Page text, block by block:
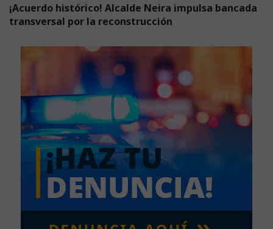
¡Acuerdo histórico! Alcalde Neira impulsa bancada
transversal por la reconstrucción